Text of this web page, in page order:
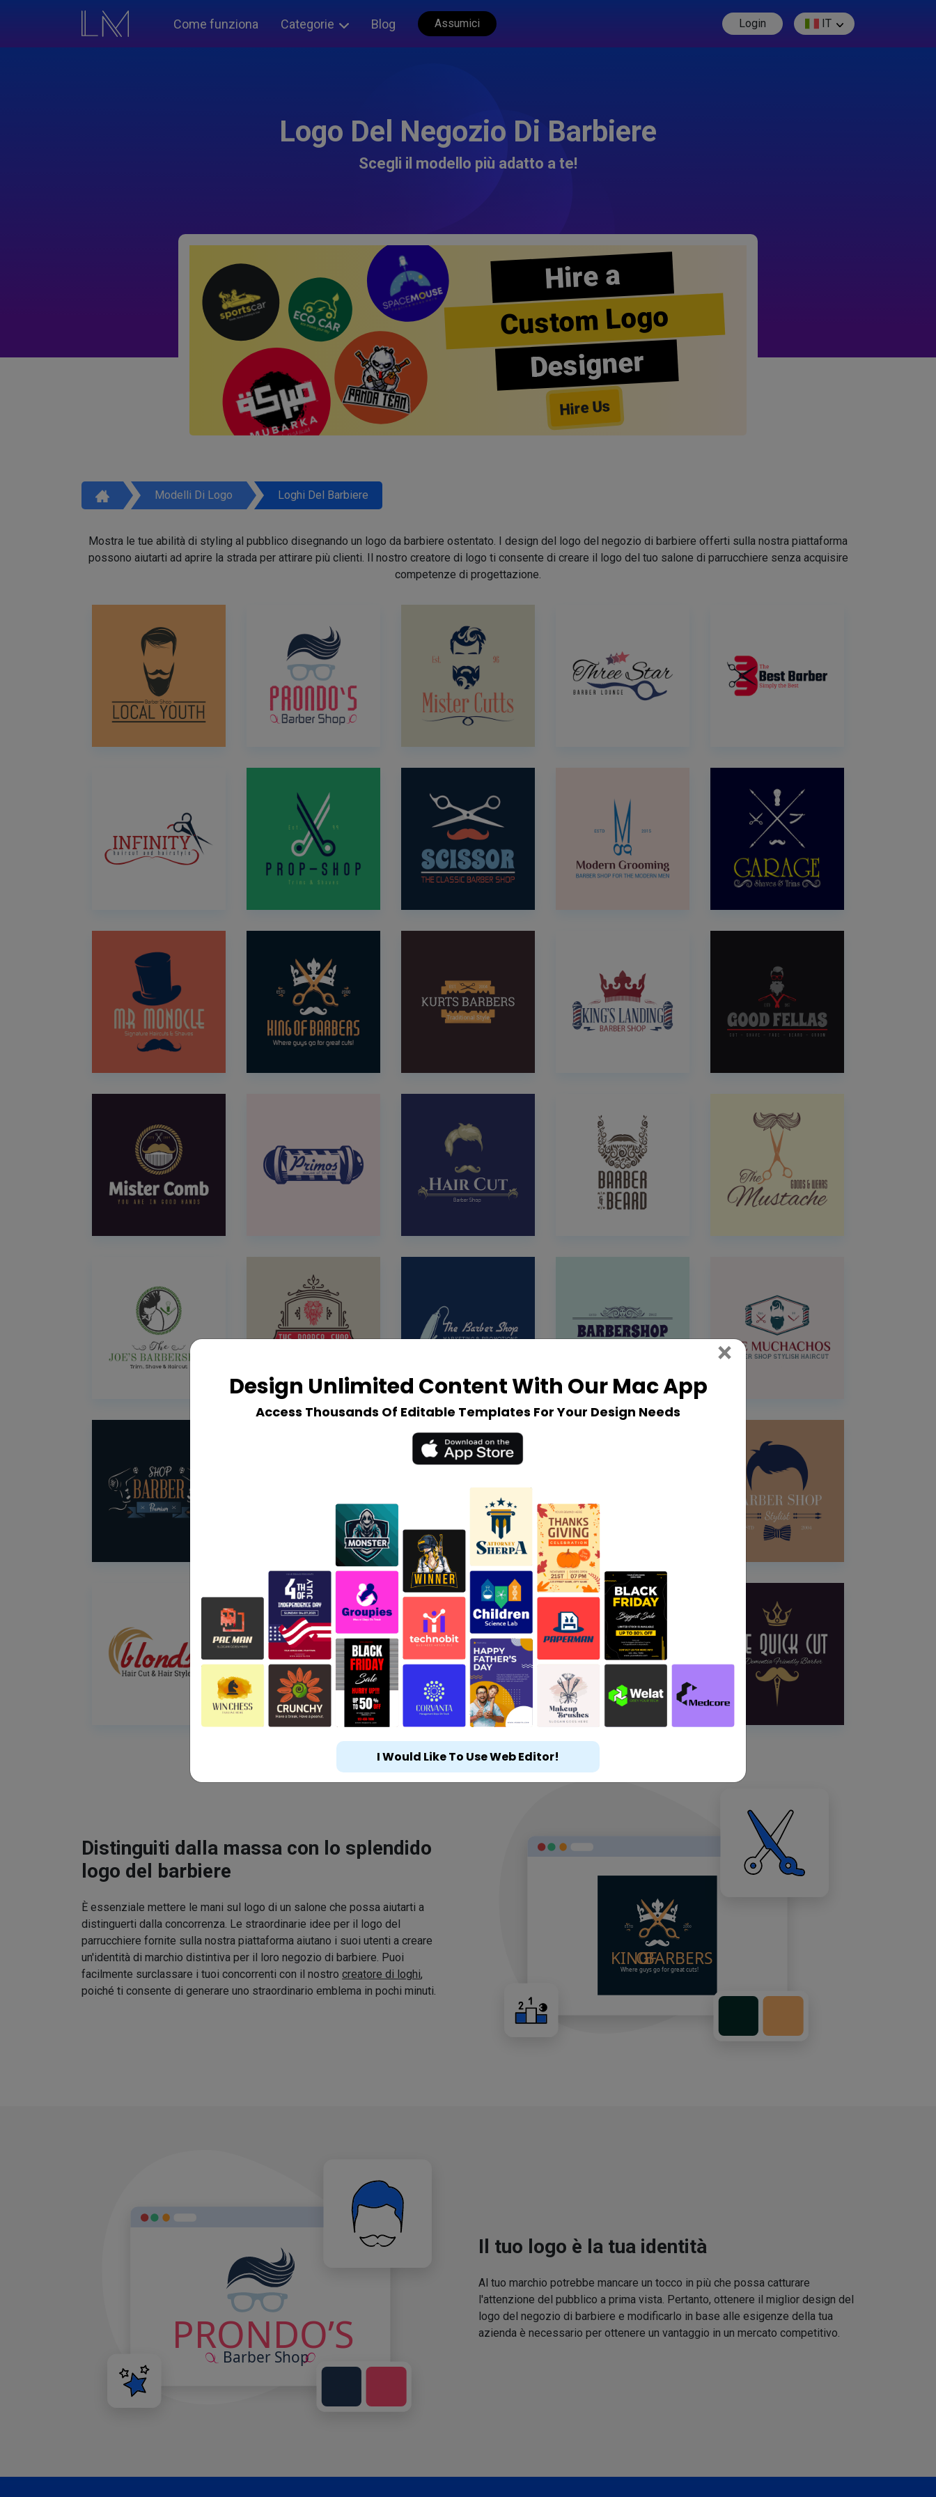
Come funziona Categorie Blog Assumici Login IT
Logo Del Negozio Di Barbiere
Scegli il modello più adatto a te!
Hire a
Custom Logo
Designer
Hire Us
Modelli Di Logo Loghi Del Barbiere
Mostra le tue abilità di styling al pubblico disegnando un logo da barbiere ostentato. I design del logo del negozio di barbiere offerti sulla nostra piattaforma
possono aiutarti ad aprire la strada per attirare più clienti. Il nostro creatore di logo ti consente di creare il logo del tuo salone di parrucchiere senza acquisire
competenze di progettazione.
Distinguiti dalla massa con lo splendido
logo del barbiere
È essenziale mettere le mani sul logo di un salone che possa aiutarti a
distinguerti dalla concorrenza. Le straordinarie idee per il logo del
parrucchiere fornite sulla nostra piattaforma aiutano i suoi utenti a creare
un'identità di marchio distintiva per il loro negozio di barbiere. Puoi
facilmente surclassare i tuoi concorrenti con il nostro creatore di loghi,
poiché ti consente di generare uno straordinario emblema in pochi minuti.
Il tuo logo è la tua identità
Al tuo marchio potrebbe mancare un tocco in più che possa catturare
l'attenzione del pubblico a prima vista. Pertanto, ottenere il miglior design del
logo del negozio di barbiere e modificarlo in base alle esigenze della tua
azienda è necessario per ottenere un vantaggio in un mercato competitivo.
Design Unlimited Content With Our Mac App
Access Thousands Of Editable Templates For Your Design Needs
× Close
I Would Like To Use Web Editor!